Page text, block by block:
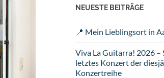
NEUESTE BEITRÄGE
📍 Mein Lieblingsort in
Viva La Guitarra! 2026 –
letztes Konzert der
Konzertreihe